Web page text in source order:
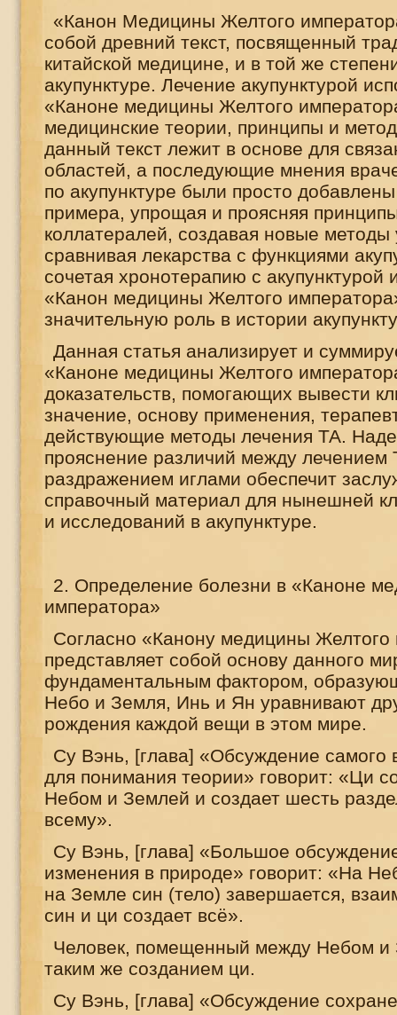
«Канон Медицины Желтого
собой древний текст, посвященный
китайской медицине, и в той же
акупунктуре. Лечение акупунктурой
«Каноне медицины Желтого
медицинские теории, принципы и
данный текст лежит в основе для
областей, а последующие мнения
по акупунктуре были просто
примера, упрощая и проясняя
коллатералей, создавая новые методы
сравнивая лекарства с функциями
сочетая хронотерапию с акупунктурой
«Канон медицины Желтого
значительную роль в истории
Данная статья анализирует и
«Каноне медицины Желтого
доказательств, помогающих вывести
значение, основу применения,
действующие методы лечения ТА.
прояснение различий между
раздражением иглами обеспечит
справочный материал для нынешней
и исследований в акупунктуре.
2. Определение болезни в «Каноне
императора»
Согласно «Канону медицины Желтого
представляет собой основу данного
фундаментальным фактором,
Небо и Земля, Инь и Ян уравнивают
рождения каждой вещи в этом мире.
Су Вэнь, [глава] «Обсуждение самого
для понимания теории» говорит: «Ци
Небом и Землей и создает шесть
всему».
Су Вэнь, [глава] «Большое
изменения в природе» говорит: «На
на Земле син (тело) завершается,
син и ци создает всё».
Человек, помещенный между Небом и
таким же созданием ци.
Су Вэнь, [глава] «Обсуждение